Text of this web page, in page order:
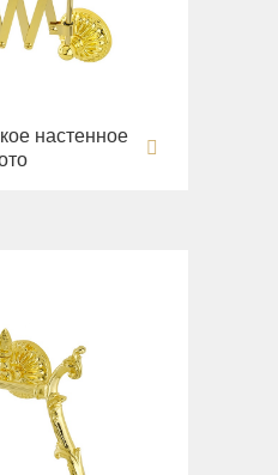
настенное